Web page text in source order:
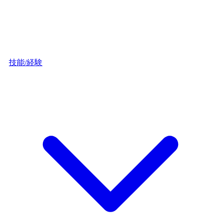
技能/経験